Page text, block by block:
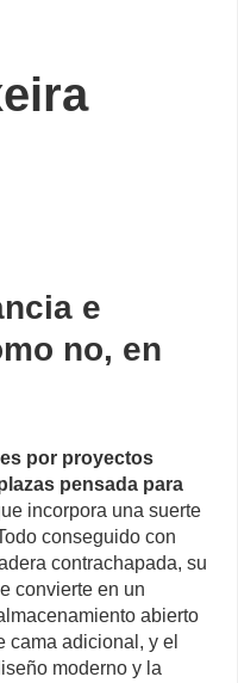
e
no, en
por proyectos
pensada para
incorpora una suerte
conseguido con
contrachapada, su
convierte en un
abierto
cama adicional, y el
moderno y la